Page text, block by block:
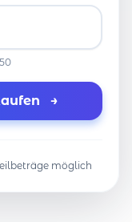
→
möglich